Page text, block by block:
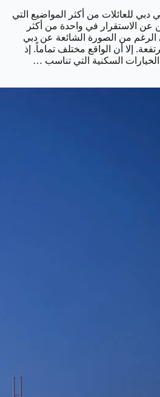
للعائلات من أكثر المواضيع التي
عن الاستقرار في واحدة من أكثر
الرغم من الصورة الشائعة عن دبي
إلا أن الواقع مختلف تماماً. إذ
الخيارات السكنية التي تناسب …